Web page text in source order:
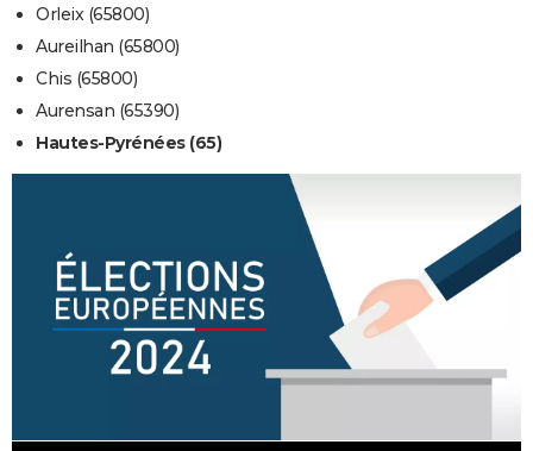
Orleix (65800)
Aureilhan (65800)
Chis (65800)
Aurensan (65390)
Hautes-Pyrénées (65)